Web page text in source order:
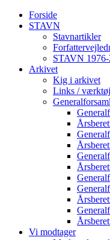
Forside
STAVN
Stavnartikler
STAVN
Arkivet
Kig i arkivet
Links /
Vi modtager